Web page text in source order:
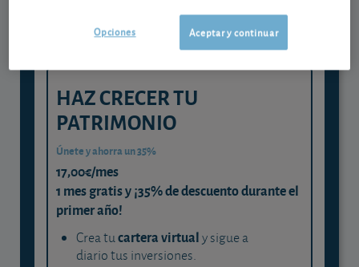
HAZ CRECER TU
PATRIMONIO
Únete y ahorra un 35%
17,00€/mes
1 mes gratis y ¡35% de descuento durante el
primer año!
Crea tucartera virtualy sigue a
diario tus inversiones.
Aceptar y continuar
Opciones